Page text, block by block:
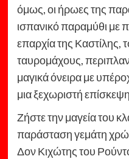
όμως, οι ήρωες της
ισπανικό παραμύθι με
επαρχία της Καστίλης,
ταυρομάχους,
μαγικά όνειρα με
μια ξεχωριστή
Ζήστε την μαγεία του
παράσταση γεμάτη
Δον Κιχώτης του